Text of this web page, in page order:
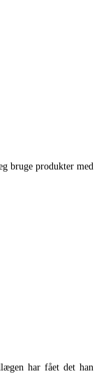
bruge produkter med
har fået det han